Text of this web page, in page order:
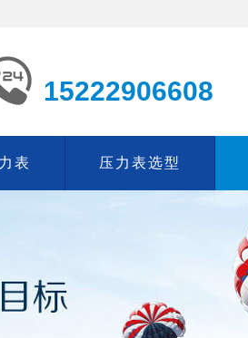
15222906608
表 压力表选型